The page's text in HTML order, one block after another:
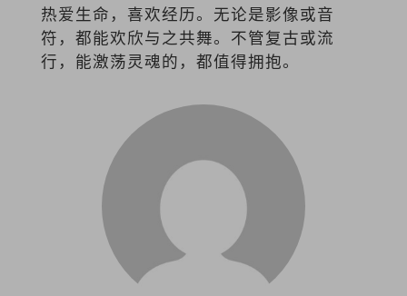
热爱生命，喜欢经历。无论是影像或音
符，都能欢欣与之共舞。不管复古或流
行，能激荡灵魂的，都值得拥抱。